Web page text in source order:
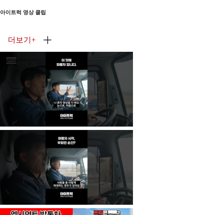
아이트럭 영상 클립
더보기 +